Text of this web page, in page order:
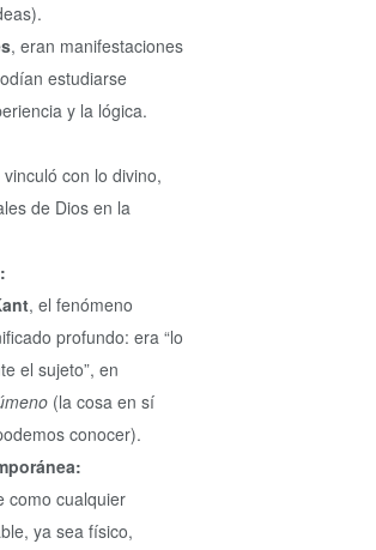
, eran manifestaciones
estudiarse
y la lógica.
con lo divino,
de Dios en la
, el fenómeno
profundo: era “lo
el sujeto”, en
(la cosa en sí
conocer).
como cualquier
ya sea físico,